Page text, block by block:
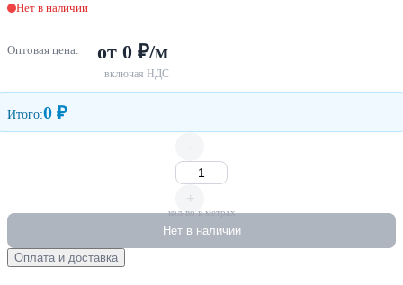
Нет в наличии
Оптовая цена: от 0 ₽/м
включая НДС
Итого:0 ₽
-
+
кол-во в метрах
Нет в наличии
Оплата и доставка